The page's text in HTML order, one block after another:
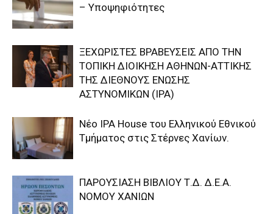
– Υποψηφιότητες
ΞΕΧΩΡΙΣΤΕΣ ΒΡΑΒΕΥΣΕΙΣ ΑΠΟ ΤΗΝ
ΤΟΠΙΚΗ ΔΙΟΙΚΗΣΗ ΑΘΗΝΩΝ-ΑΤΤΙΚΗΣ
ΤΗΣ ΔΙΕΘΝΟΥΣ ΕΝΩΣΗΣ
ΑΣΤΥΝΟΜΙΚΩΝ (IPA)
Nέο IPA House του Ελληνικού Εθνικού
Τμήματος στις Στέρνες Χανίων.
ΠΑΡΟΥΣΙΑΣΗ ΒΙΒΛΙΟΥ Τ.Δ. Δ.Ε.Α.
ΝΟΜΟΥ ΧΑΝΙΩΝ